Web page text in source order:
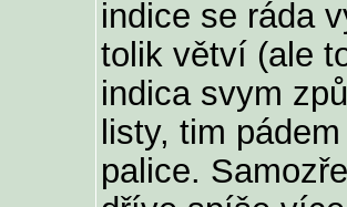
indice se ráda
tolik větví (ale
indica svym
listy, tim
palice.